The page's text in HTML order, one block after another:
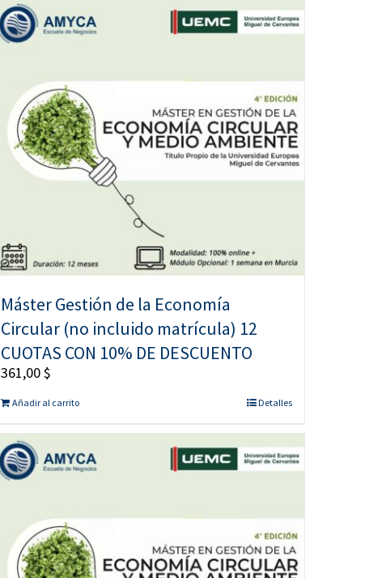
Máster Gestión de la Economía
Circular (no incluido matrícula) 12
CUOTAS CON 10% DE DESCUENTO
361,00$
Añadir al carrito Detalles